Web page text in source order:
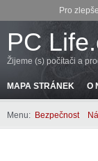
Pro
PC
Žijeme (s) počítači a
MAPA STRÁNEK O
Menu: Bezpečnost